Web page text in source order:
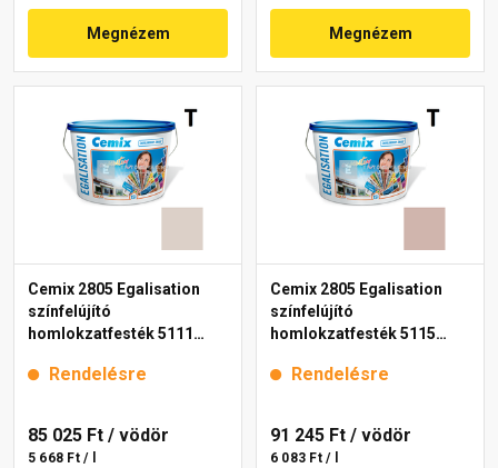
Megnézem Megnézem
Cemix 2805 Egalisation
színfelújító
homlokzatfesték 5111
Rendelésre
85 025 Ft / vödör
5 668 Ft / l
Cemix 2805 Egalisation
színfelújító
homlokzatfesték 5115
Rendelésre
91 245 Ft / vödör
6 083 Ft / l